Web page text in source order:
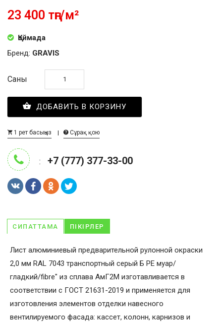
23 400 тңг/м²
Қоймада
Бренд: GRAVIS
Саны
ДОБАВИТЬ В КОРЗИНУ
1 рет басыңыз Сұрақ қою
: +7 (777) 377-33-00
СИПАТТАМА ПІКІРЛЕР
Лист алюминиевый предварительной рулонной окраски
2,0 мм RAL 7043 транспортный серый Б PE муар/
гладкий/fibre" из сплава АмГ2М изготавливается в
соответствии с ГОСТ 21631-2019 и применяется для
изготовления элементов отделки навесного
вентилируемого фасада: кассет, колонн, карнизов и